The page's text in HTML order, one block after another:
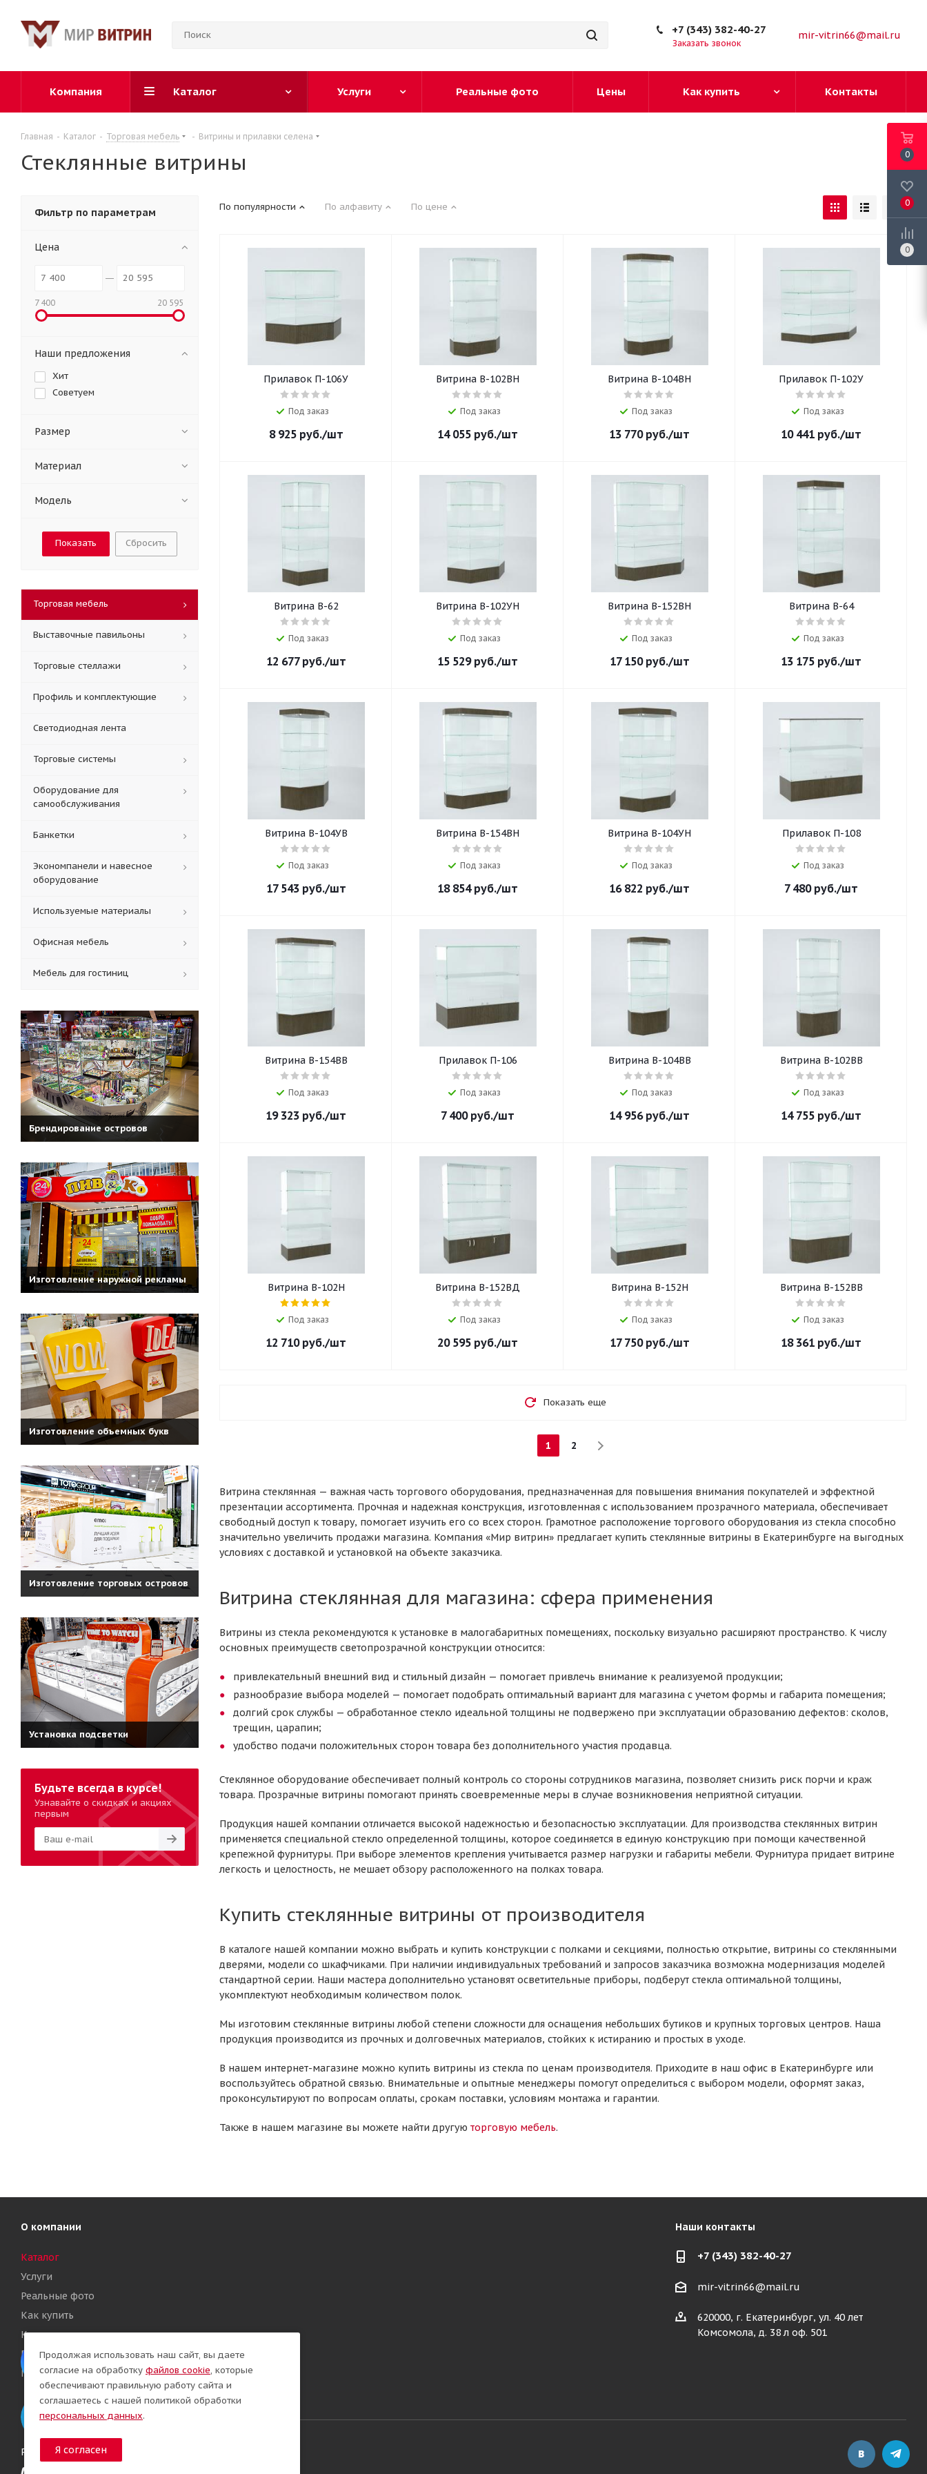
mir-vitrin66@mail.ru
+7 (343) 382-40-27
Заказать звонок
Компания Каталог Услуги Реальные фото Цены Как купить Контакты
Главная - Каталог - Торговая мебель - Витрины и прилавки селена
Стеклянные витрины
По популярности По алфавиту По цене
Прилавок П-106У
Под заказ
8 925руб./шт
Витрина В-102ВН
Под заказ
14 055 руб./шт
Витрина В-104ВН
Под заказ
13 770руб./шт
Прилавок П-102У
Под заказ
10 441 руб./шт
Витрина В-62
Под заказ
12 677руб./шт
Витрина В-102УН
Под заказ
15 529руб./шт
Витрина В-152ВН
Под заказ
17 150руб./шт
Витрина В-64
Под заказ
13 175 руб./шт
Витрина В-104УВ
Под заказ
17 543руб./шт
Витрина В-154ВН
Под заказ
18 854руб./шт
Витрина В-104УН
Под заказ
16 822 руб./шт
Прилавок П-108
Под заказ
7 480руб./шт
Витрина В-154ВВ
Под заказ
19 323 руб./шт
Прилавок П-106
Под заказ
7 400руб./шт
Витрина В-104ВВ
Под заказ
14 956руб./шт
Витрина В-102ВВ
Под заказ
14 755 руб./шт
Витрина В-102Н
Под заказ
12 710руб./шт
Витрина В-152ВД
Под заказ
20 595 руб./шт
Витрина В-152Н
Под заказ
17 750руб./шт
Витрина В-152ВВ
Под заказ
18 361 руб./шт
Показать еще
1 2
Витрина стеклянная — важная часть торгового оборудования, предназначенная для повышения внимания покупателей и эффектной
презентации ассортимента. Прочная и надежная конструкция, изготовленная с использованием прозрачного материала, обеспечивает
свободный доступ к товару, помогает изучить его со всех сторон. Грамотное расположение торгового оборудования из стекла способно
значительно увеличить продажи магазина. Компания «Мир витрин» предлагает купить стеклянные витрины в Екатеринбурге на выгодных
условиях с доставкой и установкой на объекте заказчика.
Витрина стеклянная для магазина: сфера применения
Витрины из стекла рекомендуются к установке в малогабаритных помещениях, поскольку визуально расширяют пространство. К числу
основных преимуществ светопрозрачной конструкции относится:
привлекательный внешний вид и стильный дизайн — помогает привлечь внимание к реализуемой продукции;
разнообразие выбора моделей — помогает подобрать оптимальный вариант для магазина с учетом формы и габарита помещения;
долгий срок службы — обработанное стекло идеальной толщины не подвержено при эксплуатации образованию дефектов: сколов,
трещин, царапин;
удобство подачи положительных сторон товара без дополнительного участия продавца.
Стеклянное оборудование обеспечивает полный контроль со стороны сотрудников магазина, позволяет снизить риск порчи и краж
товара. Прозрачные витрины помогают принять своевременные меры в случае возникновения неприятной ситуации.
Продукция нашей компании отличается высокой надежностью и безопасностью эксплуатации. Для производства стеклянных витрин
применяется специальной стекло определенной толщины, которое соединяется в единую конструкцию при помощи качественной
крепежной фурнитуры. При выборе элементов крепления учитывается размер нагрузки и габариты мебели. Фурнитура придает витрине
легкость и целостность, не мешает обзору расположенного на полках товара.
Купить стеклянные витрины от производителя
В каталоге нашей компании можно выбрать и купить конструкции с полками и секциями, полностью открытие, витрины со стеклянными
дверями, модели со шкафчиками. При наличии индивидуальных требований и запросов заказчика возможна модернизация моделей
стандартной серии. Наши мастера дополнительно установят осветительные приборы, подберут стекла оптимальной толщины,
укомплектуют необходимым количеством полок.
Мы изготовим стеклянные витрины любой степени сложности для оснащения небольших бутиков и крупных торговых центров. Наша
продукция производится из прочных и долговечных материалов, стойких к истиранию и простых в уходе.
В нашем интернет-магазине можно купить витрины из стекла по ценам производителя. Приходите в наш офис в Екатеринбурге или
воспользуйтесь обратной связью. Внимательные и опытные менеджеры помогут определиться с выбором модели, оформят заказ,
проконсультируют по вопросам оплаты, срокам поставки, условиям монтажа и гарантии.
Также в нашем магазине вы можете найти другую торговую мебель.
Фильтр по параметрам
Цена
7 400 20 595
Наши предложения
Хит
Советуем
Размер
Материал
Модель
Сбросить
Торговая мебель
Выставочные павильоны
Торговые стеллажи
Профиль и комплектующие
Светодиодная лента
Торговые системы
Оборудование для
самообслуживания
Банкетки
Экономпанели и навесное
оборудование
Используемые материалы
Офисная мебель
Мебель для гостиниц
Брендирование островов
Изготовление наружной рекламы
Изготовление объемных букв
Изготовление торговых островов
Установка подсветки
Будьте всегда в курсе!
Узнавайте о скидках и акциях
первым
О компании
Каталог
Услуги
Реальные фото
Как купить
Контакты
Политика конфиденциальности
Политика обработки Cookies
Наши контакты
+7 (343) 382-40-27
mir-vitrin66@mail.ru
620000, г. Екатеринбург, ул. 40 лет
Комсомола, д. 38 л оф. 501
Разработка сайта:
Продолжая использовать наш сайт, вы даете
согласие на обработку файлов cookie, которые
обеспечивают правильную работу сайта и
соглашаетесь с нашей политикой обработки
персональных данных.
Я согласен
0
0
0